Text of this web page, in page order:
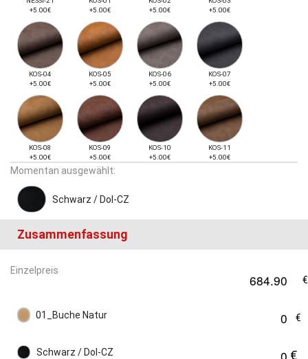
+5.00€
+5.00€
+5.00€
+5.00€
KOS-04
+5.00€
KOS-05
+5.00€
KOS-06
+5.00€
KOS-07
+5.00€
KOS-08
+5.00€
KOS-09
+5.00€
KOS-10
+5.00€
KOS-11
+5.00€
Momentan ausgewählt:
Schwarz / Dol-CZ
Zusammenfassung
Einzelpreis
01_Buche Natur
Schwarz / Dol-CZ